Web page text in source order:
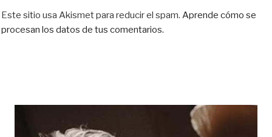
Este sitio usa Akismet para reducir el spam. Aprende cómo se
procesan los datos de tus comentarios.